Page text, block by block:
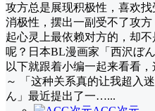
攻方总是展现积极性，喜欢
消极性，摆出一副受不了攻
起心灵上最依赖对方的，却
呢？日本BL漫画家「西沢ぼ
以下就跟着小编一起来看看
～ 「这种关系真的让我超入
ん」最近提出了一…...